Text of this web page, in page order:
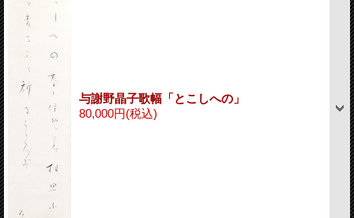
与謝野晶子歌幅「とこしへの」
80,000円(税込)